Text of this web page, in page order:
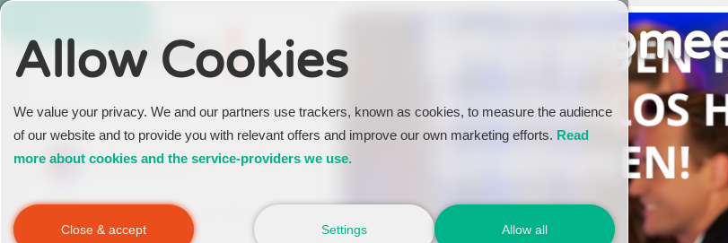
Articles
Der Dating-App Vergleich: Welche
yoomee Erfahrungen: Was unsere
Mitglieder sagen
Neu:
Allow Cookies
We value your privacy. We and our partners use trackers, known as cookies, to measure the audience
of our website and to provide you with relevant offers and improve our own marketing efforts. Read
more about cookies and the service-providers we use.
Close & accept Settings Allow all